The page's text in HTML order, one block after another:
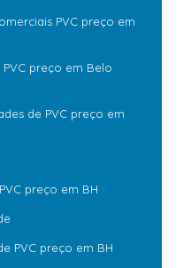
PVC preço em
preço em Belo
de PVC preço em
preço em BH
PVC preço em BH